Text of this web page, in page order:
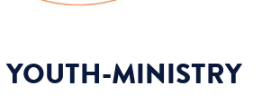
MINISTRY